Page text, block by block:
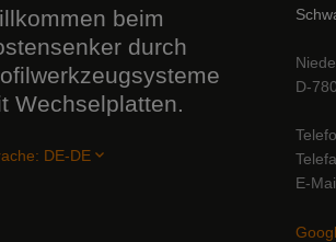
beim
durch
Wechselplatten.
DE-DE
D-
E-